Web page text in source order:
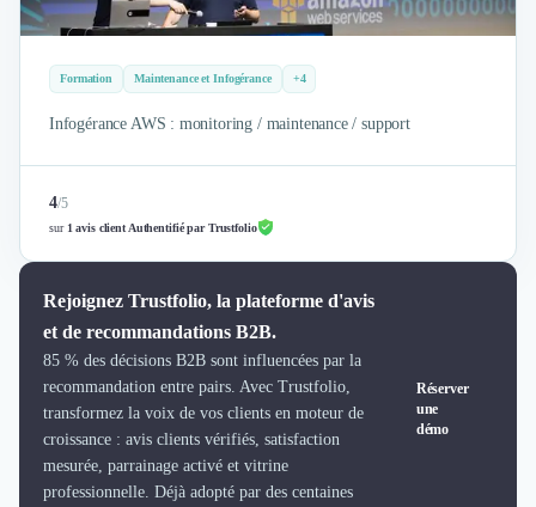
Formation Maintenance et Infogérance +4
Infogérance AWS : monitoring / maintenance / support
4/5
sur 1 avis client Authentifié par Trustfolio
Rejoignez Trustfolio, la plateforme d'avis
et de recommandations B2B.
85 % des décisions B2B sont influencées par la
recommandation entre pairs. Avec Trustfolio,
transformez la voix de vos clients en moteur de
croissance : avis clients vérifiés, satisfaction
mesurée, parrainage activé et vitrine
professionnelle. Déjà adopté par des centaines
Réserver
une
démo